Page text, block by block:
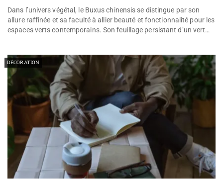
Dans l’univers végétal, le Buxus chinensis se distingue par son
allure raffinée et sa faculté à allier beauté et fonctionnalité pour les
espaces verts contemporains. Son feuillage persistant d’un vert…
DÉCORATION